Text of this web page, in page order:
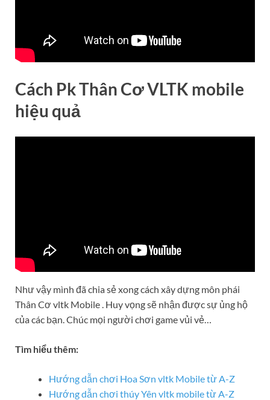
Cách Pk Thân Cơ VLTK mobile
hiệu quả
Như vậy mình đã chia sẻ xong cách xây dựng môn phái
Thân Cơ vltk Mobile . Huy vọng sẽ nhận được sự ủng hộ
của các bạn. Chúc mọi người chơi game vủi vẻ…
Tìm hiểu thêm:
Hướng dẫn chơi Hoa Sơn vltk Mobile từ A-Z
Hướng dẫn chơi thúy Yên vltk mobile từ A-Z